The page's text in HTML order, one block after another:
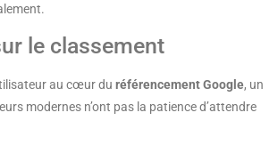
le classement
au cœur du référencement Google, un
modernes n’ont pas la patience d’attendre